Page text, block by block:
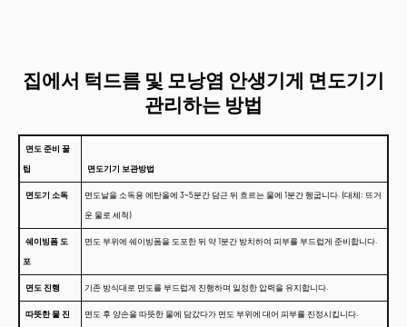
집에서 턱드름 및 모낭염 안생기게 면도기기
관리하는 방법
면도 준비 꿀
팁
면도기기 보관방법
면도기 소독
면도날을 소독용 에탄올에 3~5분간 담근 뒤 흐르는 물에 1분간 헹굽니다. (대체: 뜨거
운 물로 세척)
쉐이빙폼 도
포
면도 부위에 쉐이빙폼을 도포한 뒤 약 1분간 방치하여 피부를 부드럽게 준비합니다.
면도 진행 기존 방식대로 면도를 부드럽게 진행하며 일정한 압력을 유지합니다.
따뜻한 물 진
면도 후 양손을 따뜻한 물에 담갔다가 면도 부위에 대어 피부를 진정시킵니다.